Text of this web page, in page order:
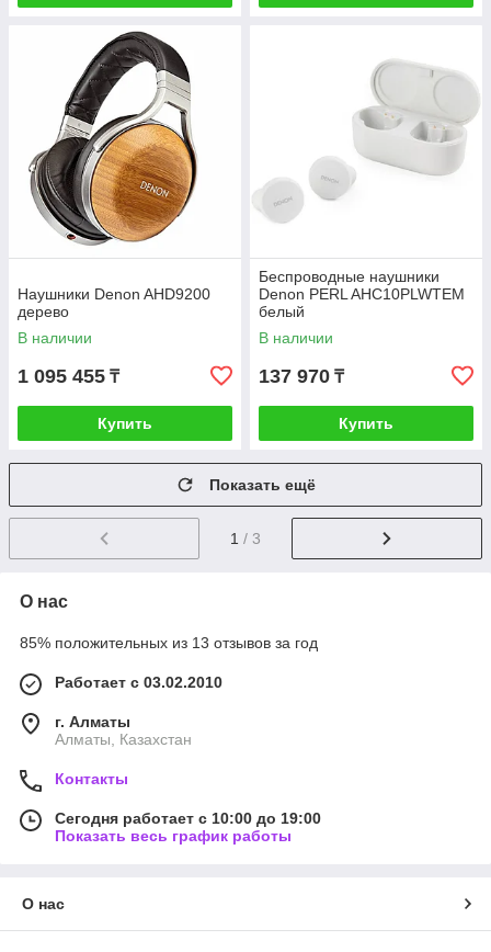
Наушники Denon AHD9200
дерево
В наличии
1 095 455 ₸
Купить
Беспроводные наушники
Denon PERL AHC10PLWTEM
белый
В наличии
137 970 ₸
Купить
Показать ещё
1 / 3
О нас
85% положительных из 13 отзывов за год
Работает с 03.02.2010
г. Алматы
Алматы, Казахстан
Контакты
Сегодня работает с 10:00 до 19:00
Показать весь график работы
О нас